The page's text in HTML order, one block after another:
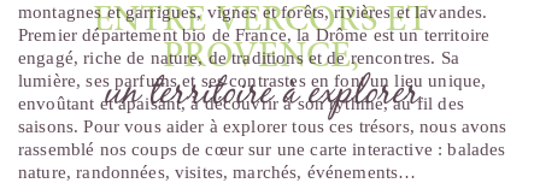
ENTRE VERCORS ET
PROVENCE,
un territoire à explorer
montagnes et garrigues, vignes et forêts, rivières et lavandes.
Premier département bio de France, la Drôme est un territoire
engagé, riche de nature, de traditions et de rencontres. Sa
lumière, ses parfums et ses contrastes en font un lieu unique,
envoûtant et apaisant, à découvrir à son rythme, au fil des
saisons. Pour vous aider à explorer tous ces trésors, nous avons
rassemblé nos coups de cœur sur une carte interactive : balades
nature, randonnées, visites, marchés, événements…